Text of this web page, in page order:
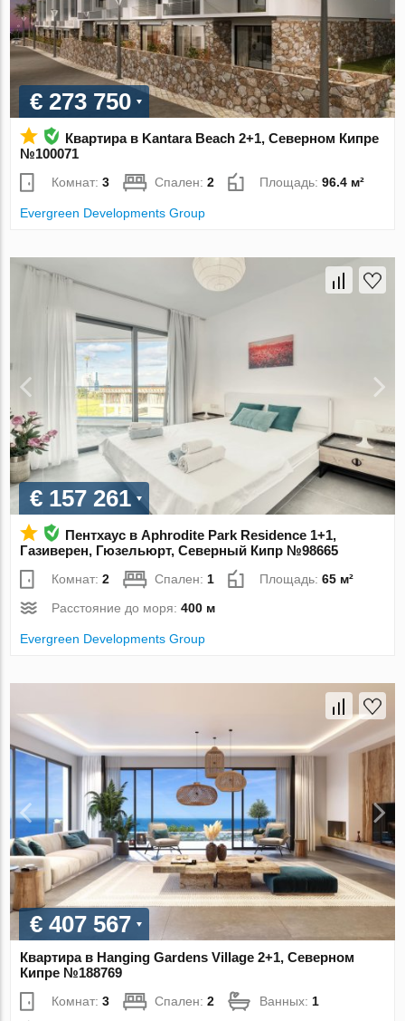
€ 273 750
Квартира в Kantara Beach 2+1, Северном Кипре
№100071
Комнат:3 Спален:2 Площадь:96.4 м²
Evergreen Developments Group
€ 157 261
Пентхаус в Aphrodite Park Residence 1+1,
Газиверен, Гюзельюрт, Северный Кипр №98665
Комнат:2 Спален: 1 Площадь:65 м²
Расстояние до моря:400 м
Evergreen Developments Group
€ 407 567
Квартира в Hanging Gardens Village 2+1, Северном
Кипре №188769
Комнат:3 Спален:2 Ванных: 1